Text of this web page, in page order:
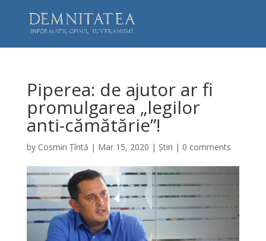
Piperea: de ajutor ar fi
promulgarea „legilor
anti-cămătărie”!
by Cosmin Țîntă | Mar 15, 2020 | Știri | 0 comments